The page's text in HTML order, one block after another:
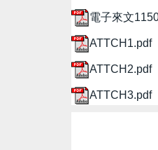
電子來文
ATTCH1.pdf
ATTCH2.pdf
ATTCH3.pdf